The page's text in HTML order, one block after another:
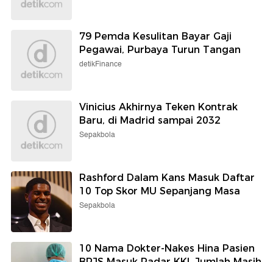
79 Pemda Kesulitan Bayar Gaji
Pegawai, Purbaya Turun Tangan
detikFinance
Vinicius Akhirnya Teken Kontrak
Baru, di Madrid sampai 2032
Sepakbola
Rashford Dalam Kans Masuk Daftar
10 Top Skor MU Sepanjang Masa
Sepakbola
10 Nama Dokter-Nakes Hina Pasien